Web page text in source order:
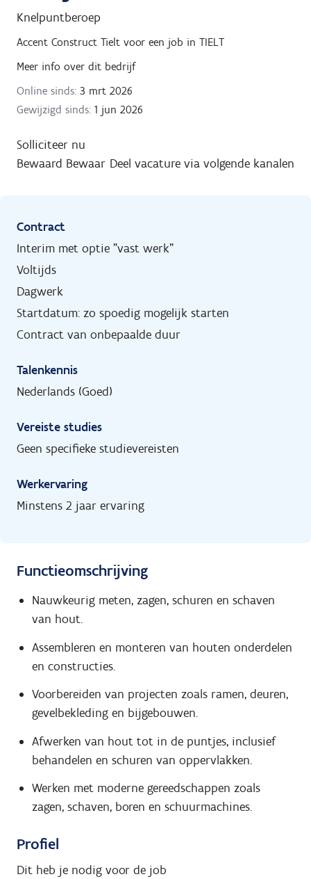
Knelpuntberoep
Accent Construct Tielt voor een job in TIELT
Meer info over dit bedrijf
Online sinds: 3 mrt 2026
Gewijzigd sinds: 1 jun 2026
Solliciteer nu
Bewaard Bewaar Deel vacature via volgende kanalen
Contract
Interim met optie "vast werk"
Voltijds
Dagwerk
Startdatum: zo spoedig mogelijk starten
Contract van onbepaalde duur
Talenkennis
Nederlands (Goed)
Vereiste studies
Geen specifieke studievereisten
Werkervaring
Minstens 2 jaar ervaring
Functieomschrijving
Nauwkeurig meten, zagen, schuren en schaven
van hout.
Assembleren en monteren van houten onderdelen
en constructies.
Voorbereiden van projecten zoals ramen, deuren,
gevelbekleding en bijgebouwen.
Afwerken van hout tot in de puntjes, inclusief
behandelen en schuren van oppervlakken.
Werken met moderne gereedschappen zoals
zagen, schaven, boren en schuurmachines.
Profiel
Dit heb je nodig voor de job